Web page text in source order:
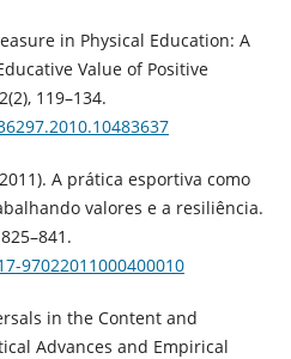
in Physical Education: A
Value of Positive
119–134.
A prática esportiva como
valores e a resiliência.
97022011000400010
in the Content and
Advances and Empirical